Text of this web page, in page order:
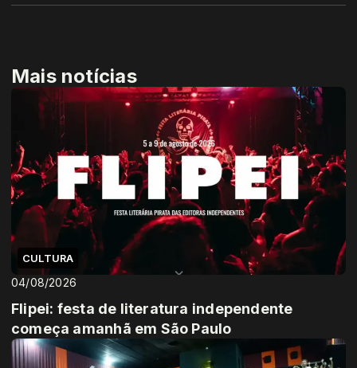
Mais notícias
CULTURA
04/08/2026
Flipei: festa de literatura independente
começa amanhã em São Paulo